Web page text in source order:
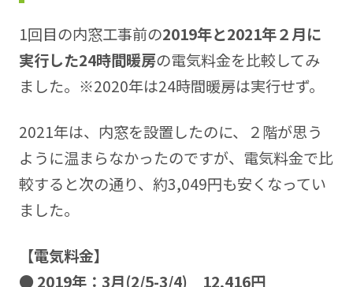
1回目の内窓工事前の2019年と2021年２月に
実行した24時間暖房の電気料金を比較してみ
ました。※2020年は24時間暖房は実行せず。
2021年は、内窓を設置したのに、２階が思う
ように温まらなかったのですが、電気料金で比
較すると次の通り、約3,049円も安くなってい
ました。
【電気料金】
● 2019年：3月(2/5-3/4) 12,416円